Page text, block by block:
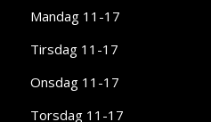
Mandag 11-17
Tirsdag 11-17
Onsdag 11-17
Torsdag 11-17